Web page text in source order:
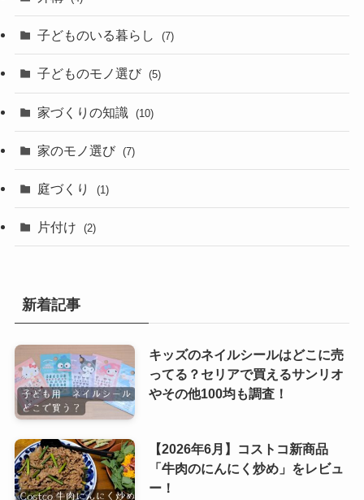
子どものいる暮らし (7)
子どものモノ選び (5)
家づくりの知識 (10)
家のモノ選び (7)
庭づくり (1)
片付け (2)
新着記事
キッズのネイルシールはどこに売
ってる？セリアで買えるサンリオ
やその他100均も調査！
【2026年6月】コストコ新商品
「牛肉のにんにく炒め」をレビュ
ー！